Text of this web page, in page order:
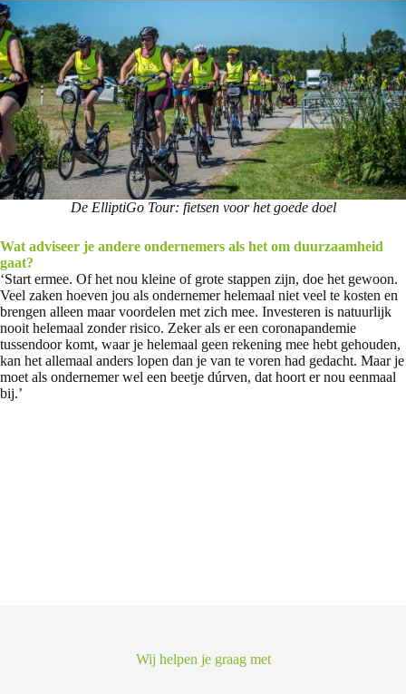
De ElliptiGo Tour: fietsen voor het goede doel
Wat adviseer je andere ondernemers als het om duurzaamheid
gaat?
‘Start ermee. Of het nou kleine of grote stappen zijn, doe het gewoon.
Veel zaken hoeven jou als ondernemer helemaal niet veel te kosten en
brengen alleen maar voordelen met zich mee. Investeren is natuurlijk
nooit helemaal zonder risico. Zeker als er een coronapandemie
tussendoor komt, waar je helemaal geen rekening mee hebt gehouden,
kan het allemaal anders lopen dan je van te voren had gedacht. Maar je
moet als ondernemer wel een beetje dúrven, dat hoort er nou eenmaal
bij.’
Wij helpen je graag met